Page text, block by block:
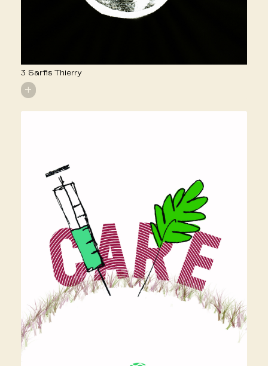
3 Sarfis Thierry
+